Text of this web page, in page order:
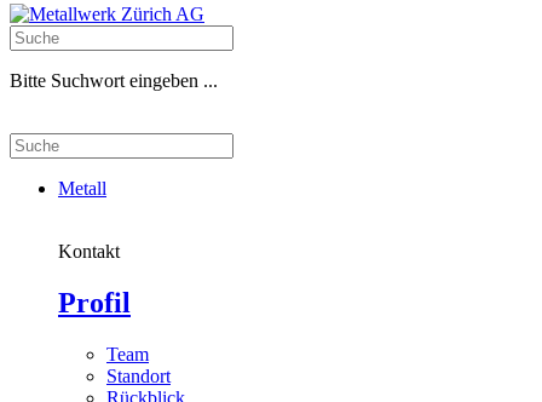
Bitte Suchwort eingeben ...
Metall
Kontakt
Profil
Team
Standort
Rückblick